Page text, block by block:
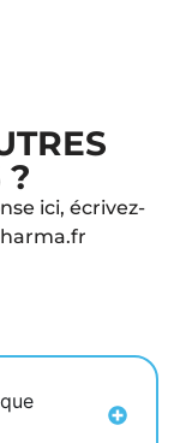
?
ici, écrivez-